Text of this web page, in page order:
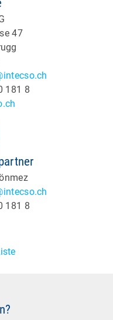
47
181 8
181 8